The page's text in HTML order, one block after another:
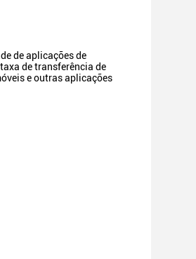
de aplicações de
de transferência de
e outras aplicações